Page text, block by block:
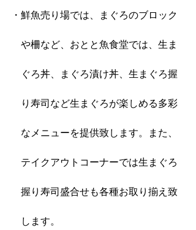
・鮮魚売り場では、まぐろのブロック
や柵など、おとと魚食堂では、生ま
ぐろ丼、まぐろ漬け丼、生まぐろ握
り寿司など生まぐろが楽しめる多彩
なメニューを提供致します。また、
テイクアウトコーナーでは生まぐろ
握り寿司盛合せも各種お取り揃え致
します。